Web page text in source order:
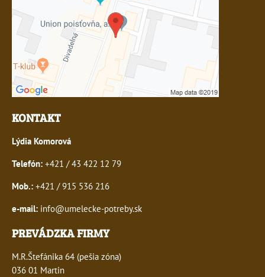
KONTAKT
Lýdia Komorová
Telefón: +421 / 43 422 12 79
Mob.: +421 / 915 536 216
e-mail: info@umelecke-potreby.sk
PREVÁDZKA FIRMY
M.R.Štefánika 64 (pešia zóna)
036 01 Martin